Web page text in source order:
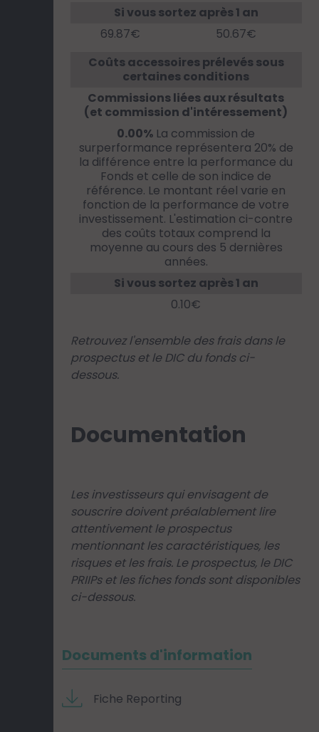
Si vous sortez après 1 an
69.87€
50.67€
Coûts accessoires prélevés sous
certaines conditions
Commissions liées aux résultats
(et commission d'intéressement)
0.00% La commission de
surperformance représentera 20% de
la différence entre la performance du
Fonds et celle de son indice de
référence. Le montant réel varie en
fonction de la performance de votre
investissement. L'estimation ci-contre
des coûts totaux comprend la
moyenne au cours des 5 dernières
années.
Si vous sortez après 1 an
0.10€
Retrouvez l'ensemble des frais dans le
prospectus et le DIC du fonds ci-
dessous.
Documentation
Les investisseurs qui envisagent de
souscrire doivent préalablement lire
attentivement le prospectus
mentionnant les caractéristiques, les
risques et les frais. Le prospectus, le DIC
PRIIPs et les fiches fonds sont disponibles
ci-dessous.
Documents d'information
Fiche Reporting